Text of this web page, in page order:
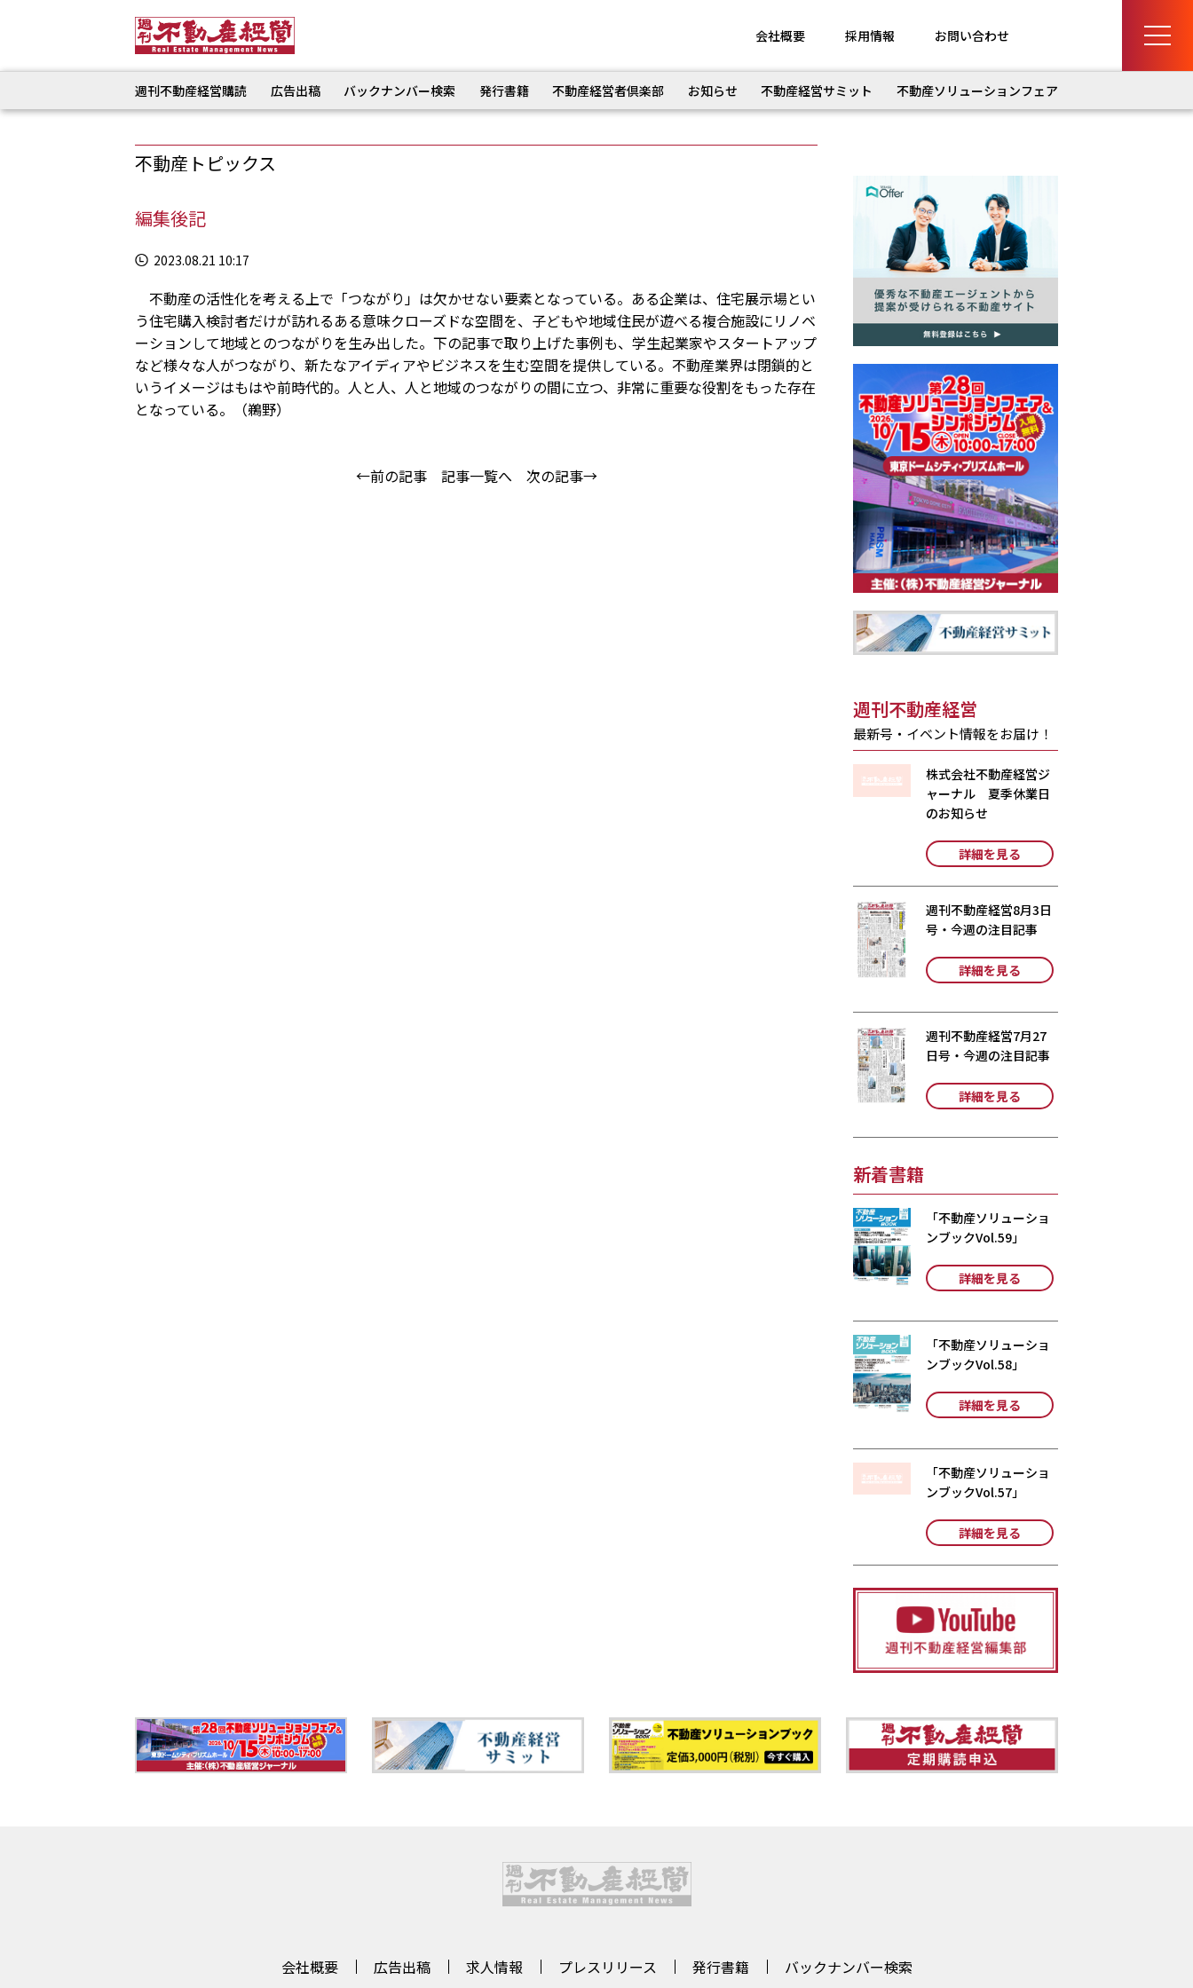
会社概要 採用情報 お問い合わせ
週刊不動産経営購読 広告出稿 バックナンバー検索 発行書籍 不動産経営者倶楽部 お知らせ 不動産経営サミット 不動産ソリューションフェア
不動産トピックス
編集後記
2023.08.21 10:17
不動産の活性化を考える上で「つながり」は欠かせない要素となっている。ある企業は、住宅展示場とい
う住宅購入検討者だけが訪れるある意味クローズドな空間を、子どもや地域住民が遊べる複合施設にリノベ
ーションして地域とのつながりを生み出した。下の記事で取り上げた事例も、学生起業家やスタートアップ
など様々な人がつながり、新たなアイディアやビジネスを生む空間を提供している。不動産業界は閉鎖的と
いうイメージはもはや前時代的。人と人、人と地域のつながりの間に立つ、非常に重要な役割をもった存在
となっている。（鵜野）
←前の記事 記事一覧へ 次の記事→
週刊不動産経営
最新号・イベント情報をお届け！
株式会社不動産経営ジ
ャーナル 夏季休業日
のお知らせ
詳細を見る
週刊不動産経営8月3日
号・今週の注目記事
詳細を見る
週刊不動産経営7月27
日号・今週の注目記事
詳細を見る
新着書籍
「不動産ソリューショ
ンブックVol.59」
詳細を見る
「不動産ソリューショ
ンブックVol.58」
詳細を見る
「不動産ソリューショ
ンブックVol.57」
詳細を見る
会社概要 広告出稿 求人情報 プレスリリース 発行書籍 バックナンバー検索